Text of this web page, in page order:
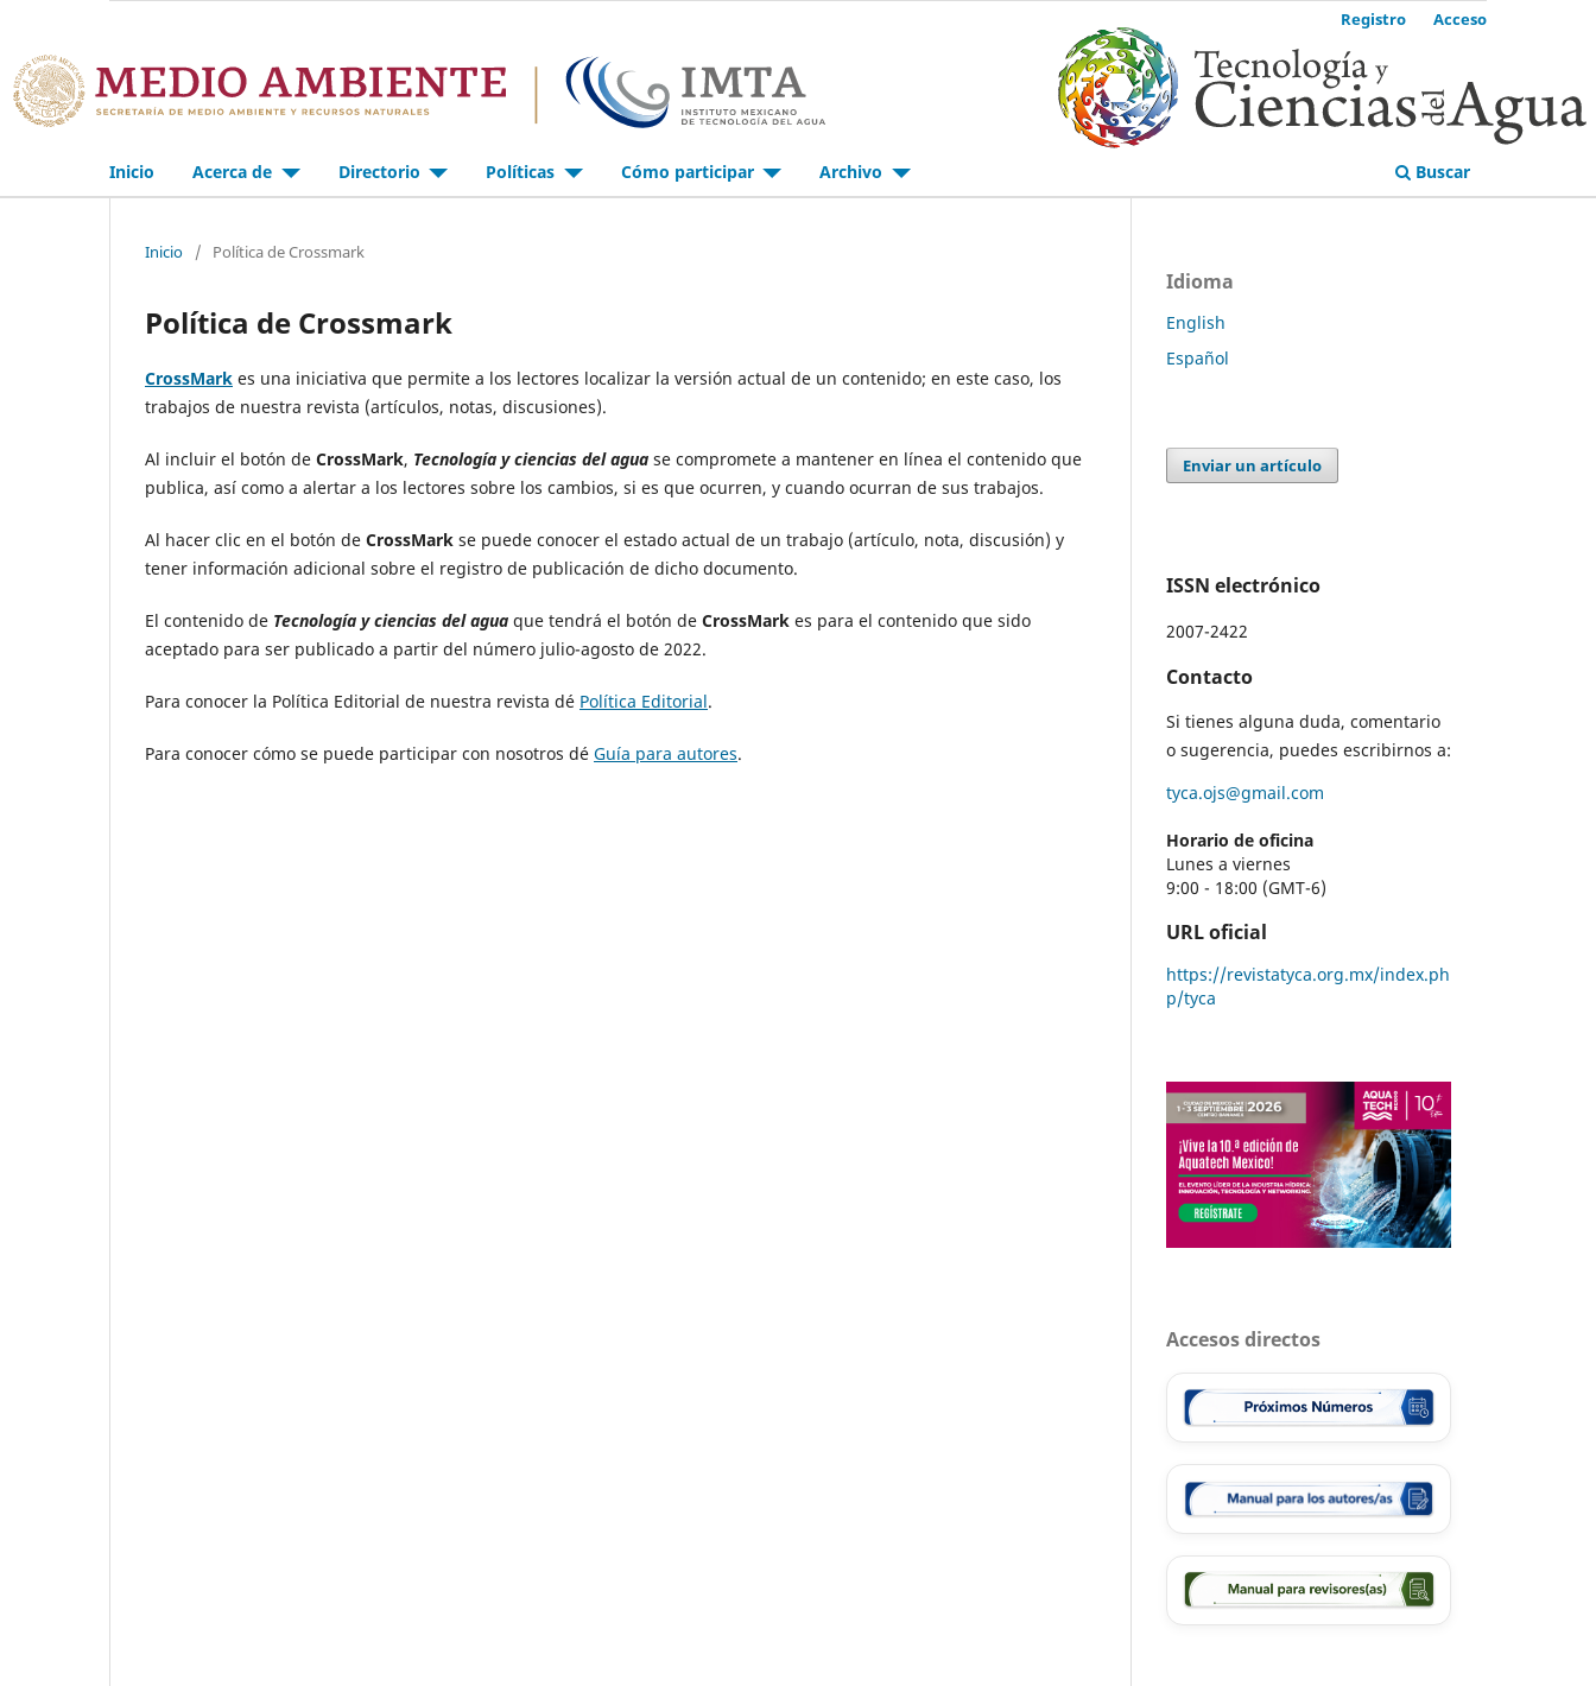
Inicio Acerca de Directorio Políticas Cómo participar Archivo Buscar
Registro Acceso
Inicio / Política de Crossmark
Política de Crossmark
CrossMark es una iniciativa que permite a los lectores localizar la versión actual de un contenido; en este caso, los
trabajos de nuestra revista (artículos, notas, discusiones).
Al incluir el botón de CrossMark, Tecnología y ciencias del agua se compromete a mantener en línea el contenido que
publica, así­ como a alertar a los lectores sobre los cambios, si es que ocurren, y cuando ocurran de sus trabajos.
Al hacer clic en el botón de CrossMark se puede conocer el estado actual de un trabajo (artículo, nota, discusión) y
tener información adicional sobre el registro de publicación de dicho documento.
El contenido de Tecnología y ciencias del agua que tendrá el botón de CrossMark es para el contenido que sido
aceptado para ser publicado a partir del número julio-agosto de 2022.
Para conocer la Política Editorial de nuestra revista dé Política Editorial.
Para conocer cómo se puede participar con nosotros dé Guía para autores.
Idioma
English
Español
Enviar un artículo
ISSN electrónico
2007-2422
Contacto
Si tienes alguna duda, comentario
o sugerencia, puedes escribirnos a:
tyca.ojs@gmail.com
Horario de oficina
Lunes a viernes
9:00 - 18:00 (GMT-6)
URL oficial
https://revistatyca.org.mx/index.ph
p/tyca
Accesos directos